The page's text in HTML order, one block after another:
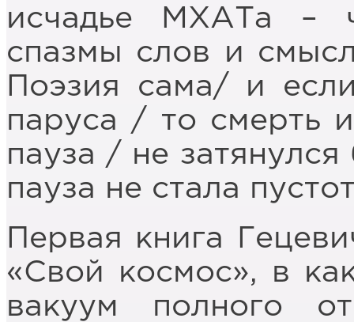
исчадье МХАТа –
спазмы слов и
Поэзия сама/ и
паруса / то смерть
пауза / не
пауза не стала
Первая книга
«Свой космос», в
вакуум полного